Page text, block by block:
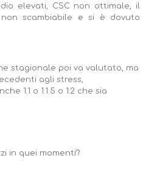
elevati, CSC non ottimale, il
scambiabile e si è dovuto
stagionale poi va valutato, ma
agli stress,
1:1 o 1:1.5 o 1:2 che sia
in quei momenti?